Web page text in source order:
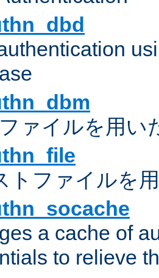
ァイルを用い
トファイルを
a cache of
to relieve